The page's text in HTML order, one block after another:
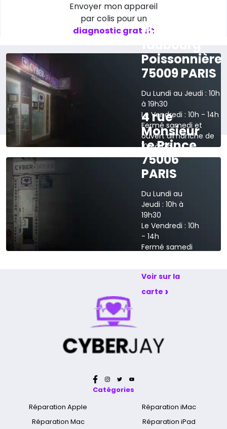
Envoyer mon appareil
par colis pour un
diagnostic gratuit165 rue du
Poissonnière
75009 PARIS
Du Lundi au Jeudi : 10h
à 19h30
Le Vendredi : 10h - 14h
Fermé samedi et
ouvert dimanche de
10h à 13h
Voir sur la carte
4 rue
Monsieur
Le Prince
75006
PARIS
Du Lundi au
Jeudi : 10h à
19h30
Le Vendredi : 10h
- 14h
Fermé samedi
Voir sur la
carte ›
Catégories
Réparation Apple
Réparation Mac
Réparation iMac
Réparation iPad